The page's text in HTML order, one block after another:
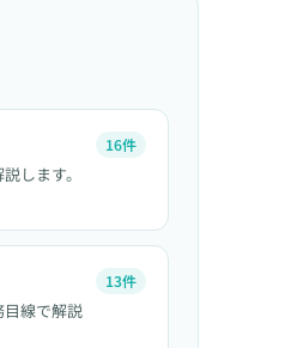
します。
16件
線で解説
13件